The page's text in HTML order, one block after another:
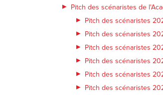
Pitch des scénaristes de
Pitch des scénaristes
Pitch des scénaristes
Pitch des scénaristes
Pitch des scénaristes
Pitch des scénaristes
Pitch des scénaristes